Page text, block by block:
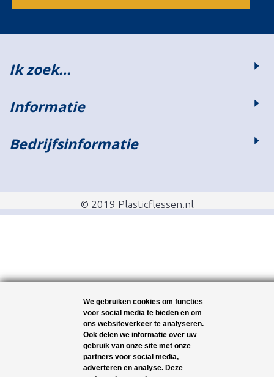
Ik zoek…
Informatie
Bedrijfsinformatie
© 2019 Plasticflessen.nl
We gebruiken cookies om functies
voor social media te bieden en om
ons websiteverkeer te analyseren.
Ook delen we informatie over uw
gebruik van onze site met onze
partners voor social media,
adverteren en analyse. Deze